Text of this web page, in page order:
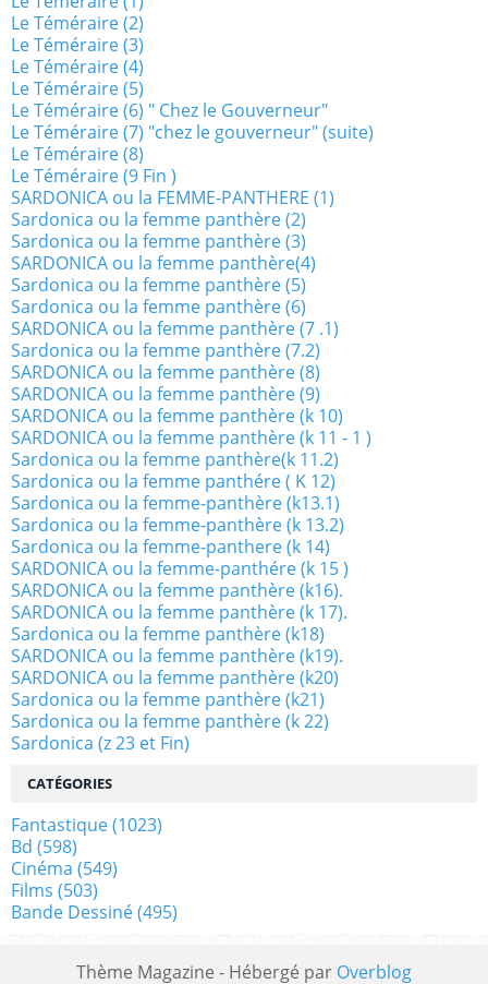
Le Téméraire (2)
Le Téméraire (3)
Le Téméraire (4)
Le Téméraire (5)
Le Téméraire (6) " Chez le Gouverneur"
Le Téméraire (7) "chez le gouverneur" (suite)
Le Téméraire (8)
Le Téméraire (9 Fin )
SARDONICA ou la FEMME-PANTHERE (1)
Sardonica ou la femme panthère (2)
Sardonica ou la femme panthère (3)
SARDONICA ou la femme panthère(4)
Sardonica ou la femme panthère (5)
Sardonica ou la femme panthère (6)
SARDONICA ou la femme panthère (7 .1)
Sardonica ou la femme panthère (7.2)
SARDONICA ou la femme panthère (8)
SARDONICA ou la femme panthère (9)
SARDONICA ou la femme panthère (k 10)
SARDONICA ou la femme panthère (k 11 - 1 )
Sardonica ou la femme panthère(k 11.2)
Sardonica ou la femme panthére ( K 12)
Sardonica ou la femme-panthère (k13.1)
Sardonica ou la femme-panthère (k 13.2)
Sardonica ou la femme-panthere (k 14)
SARDONICA ou la femme-panthére (k 15 )
SARDONICA ou la femme panthère (k16).
SARDONICA ou la femme panthère (k 17).
Sardonica ou la femme panthère (k18)
SARDONICA ou la femme panthère (k19).
SARDONICA ou la femme panthère (k20)
Sardonica ou la femme panthère (k21)
Sardonica ou la femme panthère (k 22)
Sardonica (z 23 et Fin)
CATÉGORIES
Fantastique(1023)
Bd (598)
Cinéma (549)
Films (503)
Bande Dessiné(495)
Thème Magazine - Hébergé par Overblog